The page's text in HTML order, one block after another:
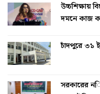
উচ্চশিক্ষায়
দমনে কাজ
চাঁদপুরে ৩১
সরকারের